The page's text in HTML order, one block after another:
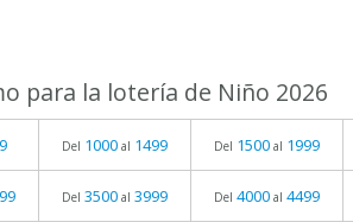
para la lotería de Niño 2026
Del 1000 al 1499 Del 1500 al 1999
Del 3500 al 3999 Del 4000 al 4499